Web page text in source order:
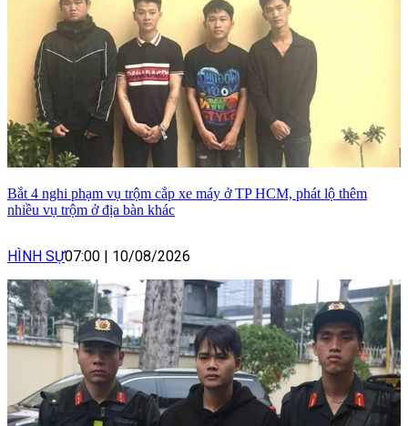
Bắt 4 nghi phạm vụ trộm cắp xe máy ở TP HCM, phát lộ thêm
nhiều vụ trộm ở địa bàn khác
HÌNH SỰ07:00 10/08/2026